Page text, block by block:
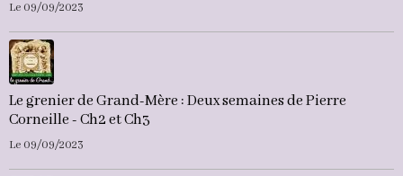
Le 09/09/2023
Le grenier de Grand-Mère : Deux semaines de Pierre
Corneille - Ch2 et Ch3
Le 09/09/2023